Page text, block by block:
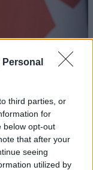
third parties, or
for
below opt-out
that after your
seeing
utilized by
Κύπρο πριν
οφείλεται